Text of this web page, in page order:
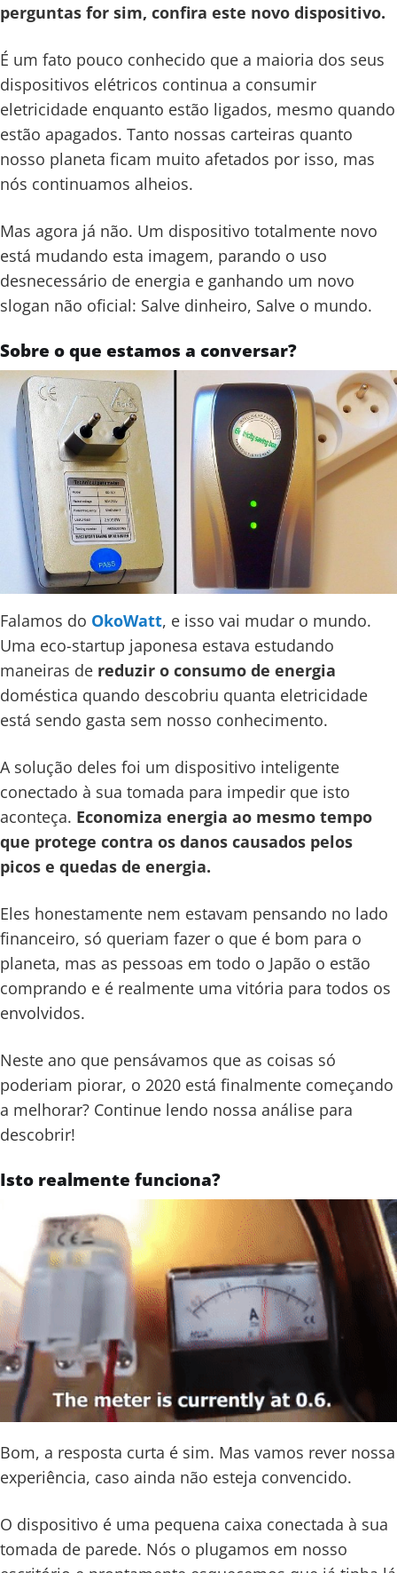
perguntas for sim, confira este novo dispositivo.
É um fato pouco conhecido que a maioria dos seus
dispositivos elétricos continua a consumir
eletricidade enquanto estão ligados, mesmo quando
estão apagados. Tanto nossas carteiras quanto
nosso planeta ficam muito afetados por isso, mas
nós continuamos alheios.
Mas agora já não. Um dispositivo totalmente novo
está mudando esta imagem, parando o uso
desnecessário de energia e ganhando um novo
slogan não oficial: Salve dinheiro, Salve o mundo.
Sobre o que estamos a conversar?
Falamos do OkoWatt, e isso vai mudar o mundo.
Uma eco-startup japonesa estava estudando
maneiras de reduzir o consumo de energia
doméstica quando descobriu quanta eletricidade
está sendo gasta sem nosso conhecimento.
A solução deles foi um dispositivo inteligente
conectado à sua tomada para impedir que isto
aconteça. Economiza energia ao mesmo tempo
que protege contra os danos causados pelos
picos e quedas de energia.
Eles honestamente nem estavam pensando no lado
financeiro, só queriam fazer o que é bom para o
planeta, mas as pessoas em todo o Japão o estão
comprando e é realmente uma vitória para todos os
envolvidos.
Neste ano que pensávamos que as coisas só
poderiam piorar, o 2020 está finalmente começando
a melhorar? Continue lendo nossa análise para
descobrir!
Isto realmente funciona?
Bom, a resposta curta é sim. Mas vamos rever nossa
experiência, caso ainda não esteja convencido.
O dispositivo é uma pequena caixa conectada à sua
tomada de parede. Nós o plugamos em nosso